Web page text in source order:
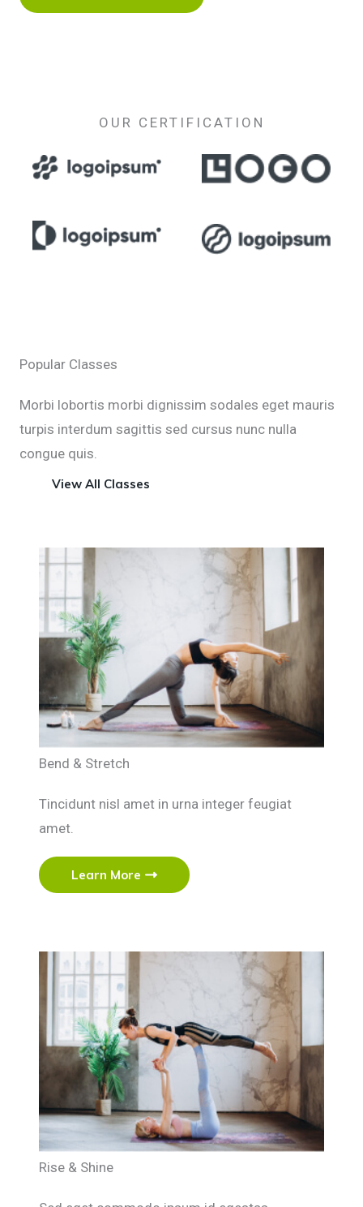
OUR CERTIFICATION
Popular Classes
Morbi lobortis morbi dignissim sodales eget mauris
turpis interdum sagittis sed cursus nunc nulla
congue quis.
View All Classes
Bend & Stretch
Tincidunt nisl amet in urna integer feugiat
amet.
Learn More
Rise & Shine